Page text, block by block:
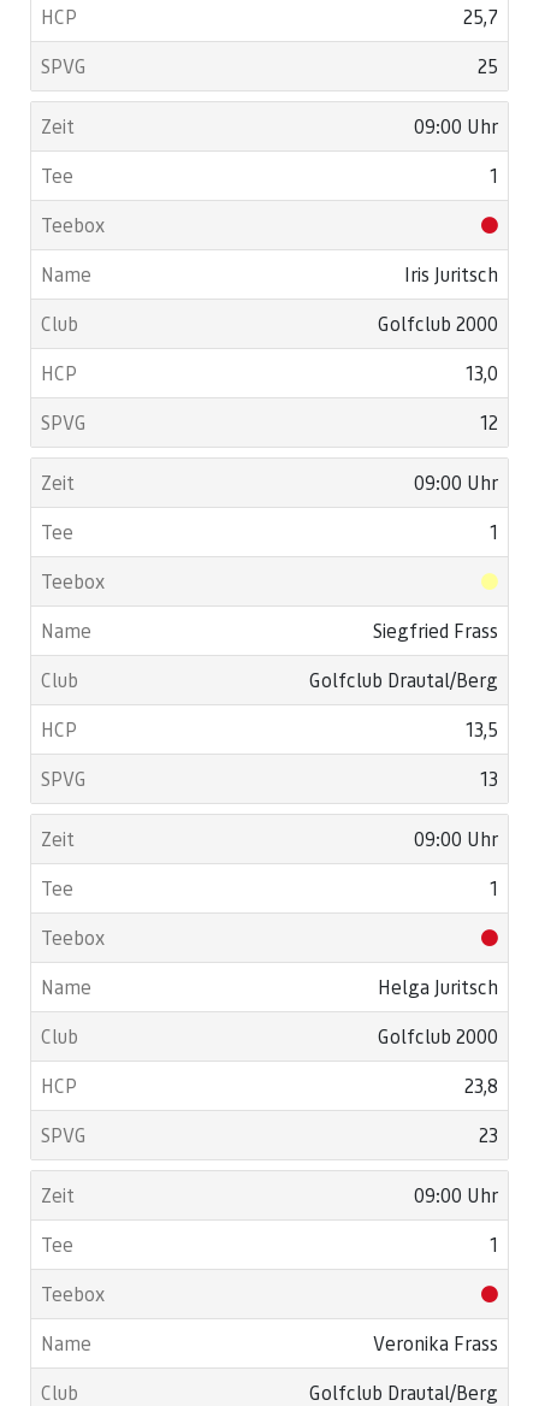
25,7
25
09:00 Uhr
1
Iris Juritsch
Golfclub 2000
13,0
12
09:00 Uhr
1
Siegfried Frass
Golfclub Drautal/Berg
13,5
13
09:00 Uhr
1
Helga Juritsch
Golfclub 2000
23,8
23
09:00 Uhr
1
Veronika Frass
Golfclub Drautal/Berg